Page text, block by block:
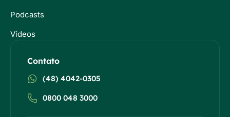
Podcasts
Vídeos
Contato
(48) 4042-0305
0800 048 3000